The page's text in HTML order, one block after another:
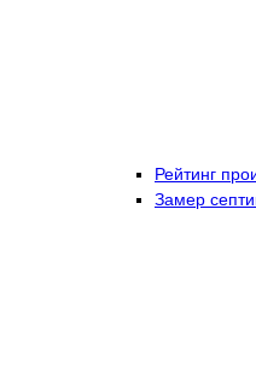
Рейтинг
Замер